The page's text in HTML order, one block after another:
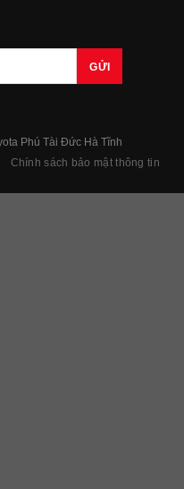
Phú Tài Đức Hà Tĩnh
Chính sách bảo mật thông tin